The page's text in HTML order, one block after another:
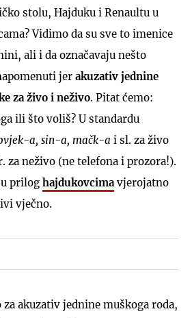
stolu, Hajduku i Renaultu u
Vidimo da su sve to imenice
ali i da označavaju nešto
jer akuzativ jednine
za živo i neživo. Pitat ćemo:
ili što voliš? U standardu
a, sin-a, mačk-a i sl. za živo
za neživo (ne telefona i prozora!).
prilog hajdukovcima vjerojatno
vječno.
akuzativ jednine muškoga roda,